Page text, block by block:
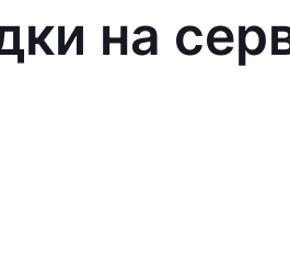
на